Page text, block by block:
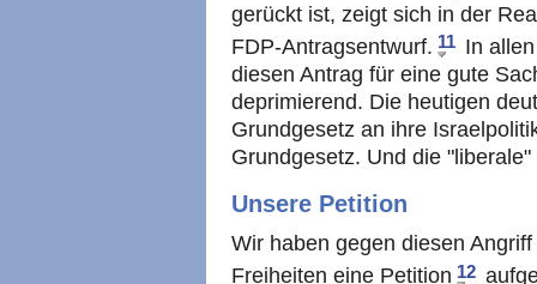
gerückt ist, zeigt sich in der
FDP-Antragsentwurf. 11 In
diesen Antrag für eine gute
deprimierend. Die heutigen
Grundgesetz an ihre
Grundgesetz. Und die
Unsere Petition
Wir haben gegen diesen
Freiheiten eine Petition 12